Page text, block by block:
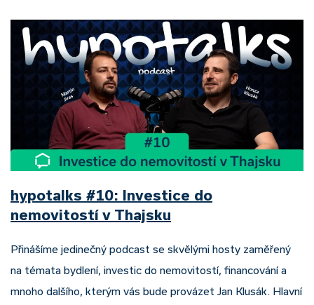
hypotalks #10: Investice do
nemovitostí v Thajsku
Přinášíme jedinečný podcast se skvělými hosty zaměřený
na témata bydlení, investic do nemovitostí, financování a
mnoho dalšího, kterým vás bude provázet Jan Klusák. Hlavní